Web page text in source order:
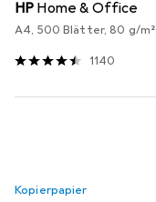
HP Home & Office
A4, 500 Blätter, 80 g/m²
1140
Kopierpapier